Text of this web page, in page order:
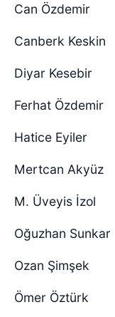
Can Özdemir
Canberk Keskin
Diyar Kesebir
Ferhat Özdemir
Hatice Eyiler
Mertcan Akyüz
M. Üveyis İzol
Oğuzhan Sunkar
Ozan Şimşek
Ömer Öztürk